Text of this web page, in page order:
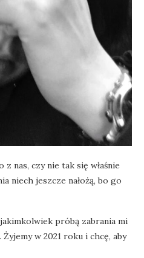
nas, czy nie tak się właśnie
niech jeszcze nałożą, bo go
próbą zabrania mi
w 2021 roku i chcę, aby